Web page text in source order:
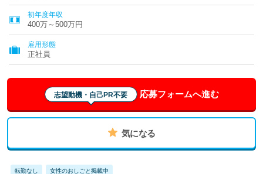
初年度年収
400万～500万円
雇用形態
正社員
志望動機・自己PR不要 応募フォームへ進む
気になる
転勤なし 女性のおしごと掲載中